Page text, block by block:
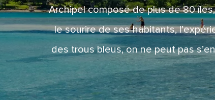
Archipel composé de plus de 80
le sourire de ses habitants,
des trous bleus, on ne peut pas